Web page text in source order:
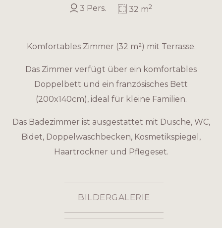
3 Pers. 32 m2
Komfortables Zimmer (32 m²) mit Terrasse.
Das Zimmer verfügt über ein komfortables
Doppelbett und ein französisches Bett
(200x140cm), ideal für kleine Familien.
Das Badezimmer ist ausgestattet mit Dusche, WC,
Bidet, Doppelwaschbecken, Kosmetikspiegel,
Haartrockner und Pflegeset.
BILDERGALERIE